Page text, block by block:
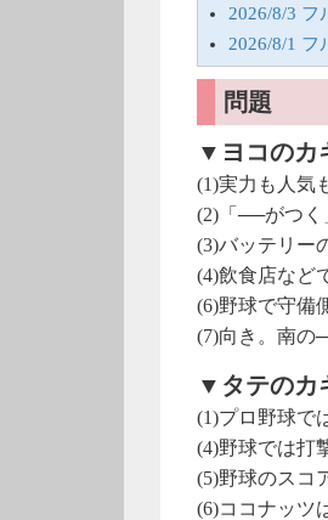
2026/8/3 フ
2026/8/1 フ
問題
▼ヨコのカ
(1)実力も人気
(2)「──がつく
(3)バッテリー
(4)飲食店など
(6)野球で守備
(7)向き。南の
▼タテのカ
(1)プロ野球で
(4)野球では打
(5)野球のスコ
(6)ココナッ